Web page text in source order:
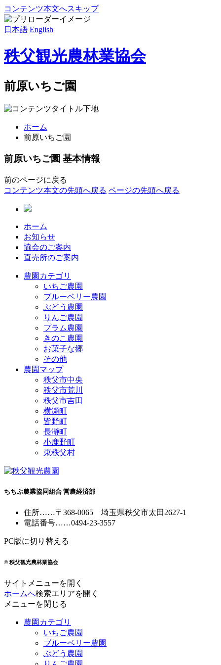
コンテンツ本文へスキップ
日本語 English
秩父観光農林業協会
前原いちご園
ホーム
前原いちご園
前原いちご園 基本情報
前のページに戻る
コンテンツ本文の先頭へ戻る ページの先頭へ戻る
ホーム
お知らせ
協会のご案内
直売所のご案内
農園カテゴリ
いちご農園
ブルーベリー農園
ぶどう農園
りんご農園
プラム農園
きのこ農園
お菓子な郷
その他
農園マップ
秩父市中央
秩父市荒川
秩父市吉田
横瀬町
皆野町
長瀞町
小鹿野町
東秩父村
ちちぶ農業協同組合 営農経済部
住所……〒368-0065 埼玉県秩父市太田2627-1
電話番号……0494-23-3557
PC版に切り替える
© 秩父観光農林業協会
サイトメニューを開く
ホームへ検索エリアを開く
メニューを閉じる
農園カテゴリ
いちご農園
ブルーベリー農園
ぶどう農園